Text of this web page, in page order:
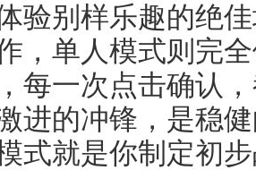
验别样乐趣的绝
，单人模式则完
每一次点击确认
进的冲锋，是稳
式就是你制定初